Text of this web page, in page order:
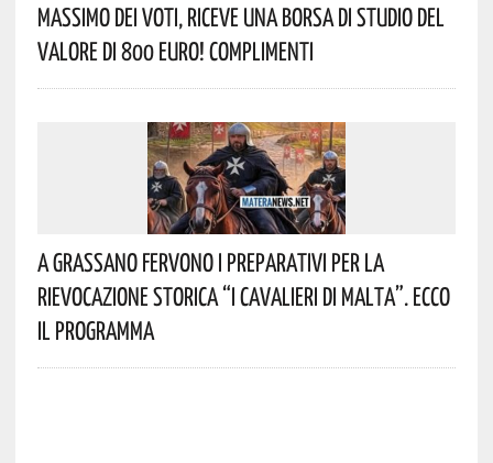
Massimo Dei Voti, Riceve Una Borsa Di Studio Del
Valore Di 800 Euro! Complimenti
A Grassano Fervono I Preparativi Per La
Rievocazione Storica “I CAVALIERI DI MALTA”. Ecco
Il Programma